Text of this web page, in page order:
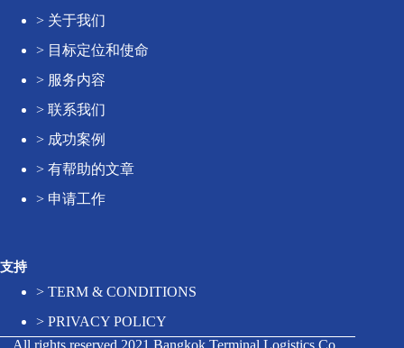
> 关于我们
> 目标定位和使命
> 服务内容
> 联系我们
> 成功案例
> 有帮助的文章
> 申请工作
支持
> TERM & CONDITIONS
> PRIVACY POLICY
All rights reserved 2021 Bangkok Terminal Logistics Co.,